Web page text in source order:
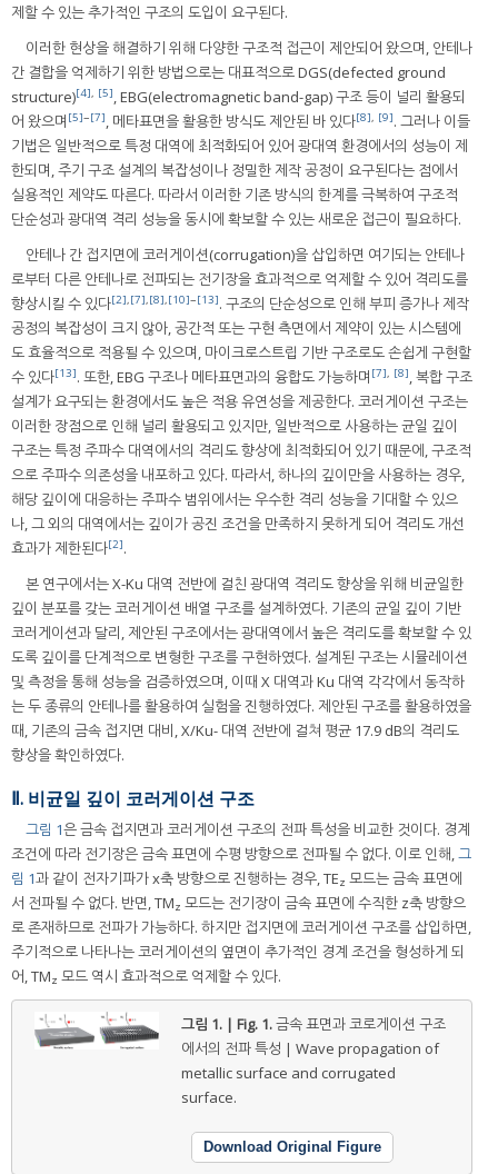
제할 수 있는 추가적인 구조의 도입이 요구된다.
이러한 현상을 해결하기 위해 다양한 구조적 접근이 제안되어 왔으며, 안테나
간 결합을 억제하기 위한 방법으로는 대표적으로 DGS(defected ground
structure)[4], [5], EBG(electromagnetic band-gap) 구조 등이 널리 활용되
어 왔으며 [5]~[7], 메타표면을 활용한 방식도 제안된 바 있다[8], [9]. 그러나 이들
기법은 일반적으로 특정 대역에 최적화되어 있어 광대역 환경에서의 성능이 제
한되며, 주기 구조 설계의 복잡성이나 정밀한 제작 공정이 요구된다는 점에서
실용적인 제약도 따른다. 따라서 이러한 기존 방식의 한계를 극복하여 구조적
단순성과 광대역 격리 성능을 동시에 확보할 수 있는 새로운 접근이 필요하다.
안테나 간 접지면에 코러게이션(corrugation)을 삽입하면 여기되는 안테나
로부터 다른 안테나로 전파되는 전기장을 효과적으로 억제할 수 있어 격리도를
향상시킬 수 있다[2],[7],[8],[10]~[13]. 구조의 단순성으로 인해 부피 증가나 제작
공정의 복잡성이 크지 않아, 공간적 또는 구현 측면에서 제약이 있는 시스템에
도 효율적으로 적용될 수 있으며, 마이크로스트립 기반 구조로도 손쉽게 구현할
수 있다[13]. 또한, EBG 구조나 메타표면과의 융합도 가능하며 [7], [8], 복합 구조
설계가 요구되는 환경에서도 높은 적용 유연성을 제공한다. 코러게이션 구조는
이러한 장점으로 인해 널리 활용되고 있지만, 일반적으로 사용하는 균일 깊이
구조는 특정 주파수 대역에서의 격리도 향상에 최적화되어 있기 때문에, 구조적
으로 주파수 의존성을 내포하고 있다. 따라서, 하나의 깊이만을 사용하는 경우,
해당 깊이에 대응하는 주파수 범위에서는 우수한 격리 성능을 기대할 수 있으
나, 그 외의 대역에서는 깊이가 공진 조건을 만족하지 못하게 되어 격리도 개선
효과가 제한된다[2].
본 연구에서는 X-Ku 대역 전반에 걸친 광대역 격리도 향상을 위해 비균일한
깊이 분포를 갖는 코러게이션 배열 구조를 설계하였다. 기존의 균일 깊이 기반
코러게이션과 달리, 제안된 구조에서는 광대역에서 높은 격리도를 확보할 수 있
도록 깊이를 단계적으로 변형한 구조를 구현하였다. 설계된 구조는 시뮬레이션
및 측정을 통해 성능을 검증하였으며, 이때 X 대역과 Ku 대역 각각에서 동작하
는 두 종류의 안테나를 활용하여 실험을 진행하였다. 제안된 구조를 활용하였을
때, 기존의 금속 접지면 대비, X/Ku- 대역 전반에 걸쳐 평균 17.9 dB의 격리도
향상을 확인하였다.
Ⅱ. 비균일 깊이 코러게이션 구조
그림 1은 금속 접지면과 코러게이션 구조의 전파 특성을 비교한 것이다. 경계
조건에 따라 전기장은 금속 표면에 수평 방향으로 전파될 수 없다. 이로 인해,그
림 1과 같이 전자기파가 x축 방향으로 진행하는 경우, TEz 모드는 금속 표면에
서 전파될 수 없다. 반면, TMz 모드는 전기장이 금속 표면에 수직한 z축 방향으
로 존재하므로 전파가 가능하다. 하지만 접지면에 코러게이션 구조를 삽입하면,
주기적으로 나타나는 코러게이션의 옆면이 추가적인 경계 조건을 형성하게 되
어, TMz 모드 역시 효과적으로 억제할 수 있다.
그림 1. | Fig. 1.금속 표면과 코로게이션 구조
에서의 전파 특성 | Wave propagation of
metallic surface and corrugated
surface.
Download Original Figure